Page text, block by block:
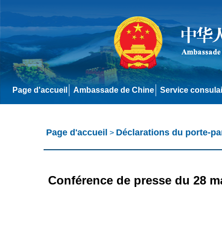
Page d'accueil Ambassade de Chine Service
Page d'accueil > Déclarations du porte-
Conférence de presse du 28